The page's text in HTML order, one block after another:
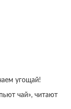
угощай!
чай», читают